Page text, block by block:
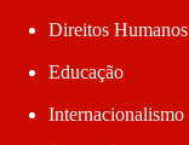
Direitos Humanos
Educação
Internacionalismo